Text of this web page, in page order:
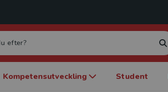
Kompetensutveckling Student